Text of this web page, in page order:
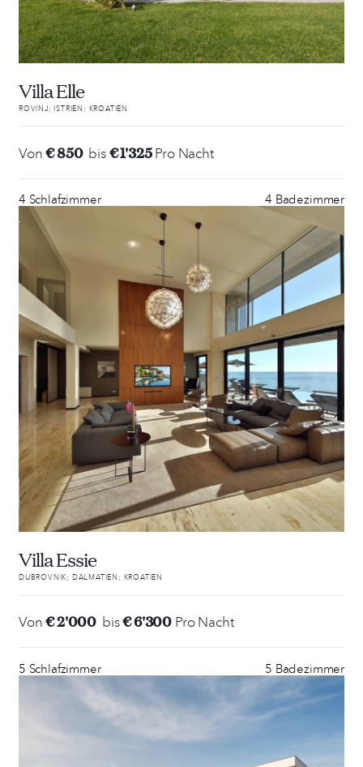
Villa Elle
ROVINJ; ISTRIEN; KROATIEN
Von€ 850 bis€ 1'325Pro Nacht
4 Schlafzimmer 4 Badezimmer
Villa Essie
DUBROVNIK; DALMATIEN; KROATIEN
Von€ 2'000 bis€ 6'300 Pro Nacht
5 Schlafzimmer 5 Badezimmer